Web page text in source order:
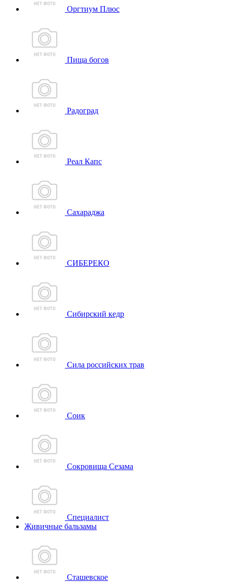
Оргтиум Плюс
Пища богов
Радоград
Реал Капс
Сахараджа
СИБЕРЕКО
Сибирский кедр
Сила российских трав
Соик
Сокровища Сезама
Специалист
Живичные бальзамы
Сташевское